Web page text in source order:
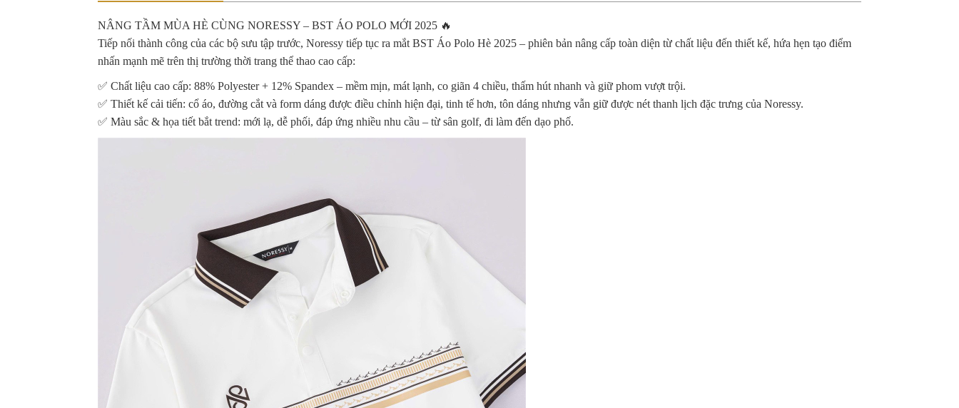
NÂNG TẦM MÙA HÈ CÙNG NORESSY – BST ÁO POLO MỚI 2025 🔥
Tiếp nối thành công của các bộ sưu tập trước, Noressy tiếp tục ra mắt BST Áo Polo Hè 2025 – phiên bản nâng cấp toàn diện từ chất liệu đến thiết kế, hứa hẹn tạo điểm
nhấn mạnh mẽ trên thị trường thời trang thể thao cao cấp:
✅ Chất liệu cao cấp: 88% Polyester + 12% Spandex – mềm mịn, mát lạnh, co giãn 4 chiều, thấm hút nhanh và giữ phom vượt trội.
✅ Thiết kế cải tiến: cổ áo, đường cắt và form dáng được điều chỉnh hiện đại, tinh tế hơn, tôn dáng nhưng vẫn giữ được nét thanh lịch đặc trưng của Noressy.
✅ Màu sắc & họa tiết bắt trend: mới lạ, dễ phối, đáp ứng nhiều nhu cầu – từ sân golf, đi làm đến dạo phố.